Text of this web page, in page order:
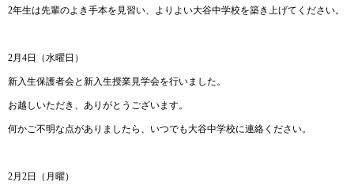
2年生は先輩のよき手本を見習い、よりよい大谷中学校を築き上げてください。
2月4日（水曜日）
新入生保護者会と新入生授業見学会を行いました。
お越しいただき、ありがとうございます。
何かご不明な点がありましたら、いつでも大谷中学校に連絡ください。
2月2日（月曜）